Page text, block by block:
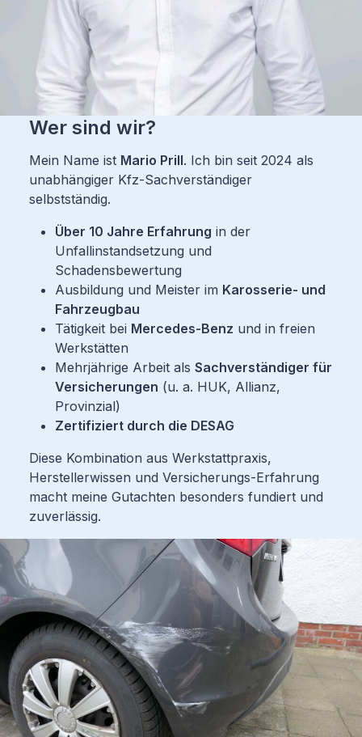
Wer sind wir?
Mein Name ist Mario Prill. Ich bin seit 2024 als
unabhängiger Kfz-Sachverständiger
selbstständig.
Über 10 Jahre Erfahrung in der
Unfallinstandsetzung und
Schadensbewertung
Ausbildung und Meister im Karosserie- und
Fahrzeugbau
Tätigkeit bei Mercedes-Benz und in freien
Werkstätten
Mehrjährige Arbeit als Sachverständiger für
Versicherungen (u. a. HUK, Allianz,
Provinzial)
Zertifiziert durch die DESAG
Diese Kombination aus Werkstattpraxis,
Herstellerwissen und Versicherungs-Erfahrung
macht meine Gutachten besonders fundiert und
zuverlässig.